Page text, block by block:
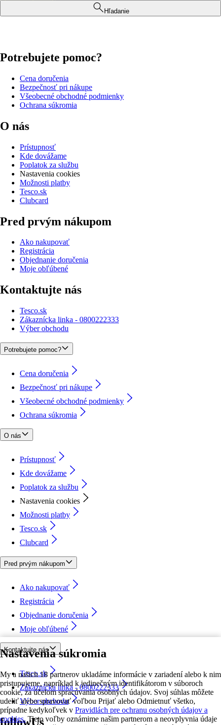
Nastavenia súkromia
My a našich 18 partnerov ukladáme informácie v zariadení alebo k nim
pristupujeme, napríklad k jedinečným identifikátorom v súboroch
cookie, za účelom spracúvania osobných údajov. Svoj súhlas môžete
udeliť alebo spravovať voľbou Prijať alebo Odmietnuť všetko,
prípadne kedykoľvek v Pravidlách pre ochranu osobných údajov a
cookies. Tieto voľby oznámime našim partnerom a neovplyvnia údaje
Hľadanie
Potrebujete pomoc?
Cena doručenia
Bezpečnosť pri nákupe
Všeobecné obchodné podmienky
Ochrana súkromia
O nás
Prístupnosť
Kde dovážame
Poplatok za službu
Nastavenia cookies
Možnosti platby
Tesco.sk
Clubcard
Pred prvým nákupom
Ako nakupovať
Registrácia
Objednanie doručenia
Moje obľúbené
Kontaktujte nás
Tesco.sk
Zákaznícka linka - 0800222333
Výber obchodu
Potrebujete pomoc?
Cena doručenia
Bezpečnosť pri nákupe
Všeobecné obchodné podmienky
Ochrana súkromia
O nás
Prístupnosť
Kde dovážame
Poplatok za službu
Nastavenia cookies
Možnosti platby
Tesco.sk
Clubcard
Pred prvým nákupom
Ako nakupovať
Registrácia
Objednanie doručenia
Moje obľúbené
Kontaktujte nás
Tesco.sk
Zákaznícka linka - 0800222333
Výber obchodu
followUs